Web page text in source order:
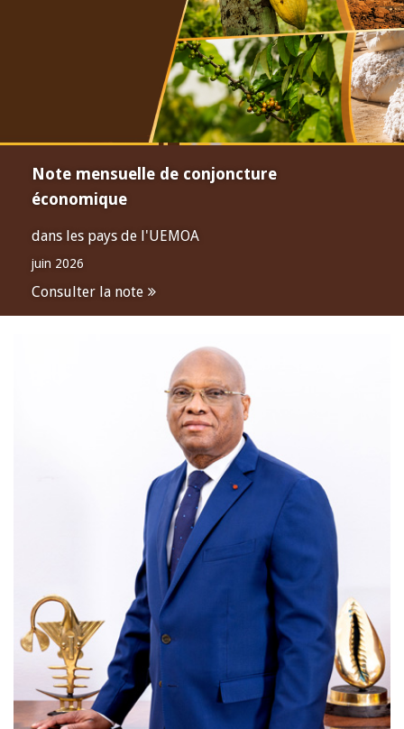
Note mensuelle de conjoncture
économique
dans les pays de l'UEMOA
juin 2026
Consulter la note